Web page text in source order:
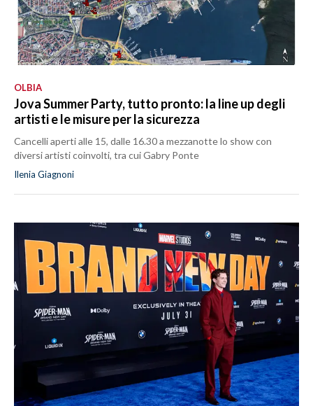
OLBIA
Jova Summer Party, tutto pronto: la line up degli
artisti e le misure per la sicurezza
Cancelli aperti alle 15, dalle 16.30 a mezzanotte lo show con
diversi artisti coinvolti, tra cui Gabry Ponte
Ilenia Giagnoni